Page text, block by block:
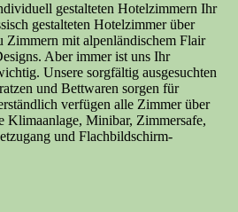
gestalteten Hotelzimmern Ihr
gestalteten Hotelzimmer über
Zimmern mit alpenländischem Flair
Aber immer ist uns Ihr
Unsere sorgfältig ausgesuchten
und Bettwaren sorgen für
verfügen alle Zimmer über
Klimaanlage, Minibar, Zimmersafe,
und Flachbildschirm-